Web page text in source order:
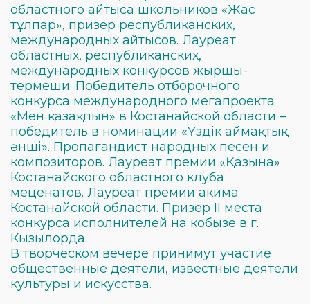
областного айтыса школьников «Жас
тұлпар», призер республиканских,
международных айтысов. Лауреат
областных, республиканских,
международных конкурсов жыршы-
термеши. Победитель отборочного
конкурса международного мегапроекта
«Мен қазақпын» в Костанайской области –
победитель в номинации «Үздік аймақтық
әнші». Пропагандист народных песен и
композиторов. Лауреат премии «Қазына»
Костанайского областного клуба
меценатов. Лауреат премии акима
Костанайской области. Призер ІІ места
конкурса исполнителей на кобызе в г.
Кызылорда.
В творческом вечере принимут участие
общественные деятели, известные деятели
культуры и искусства.